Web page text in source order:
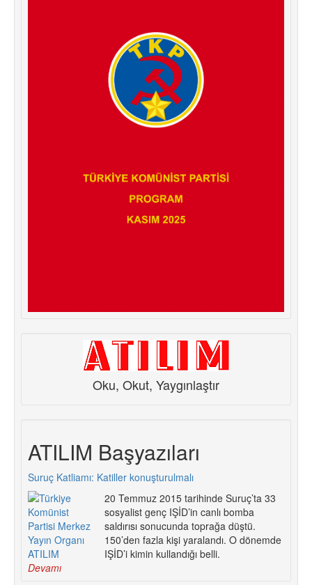
Oku, Okut, Yaygınlaştır
ATILIM Başyazıları
Suruç Katliamı: Katiller konuşturulmalı
20 Temmuz 2015 tarihinde Suruç’ta 33
sosyalist genç IŞİD’in canlı bomba
saldırısı sonucunda toprağa düştü.
150’den fazla kişi yaralandı. O dönemde
IŞİD’i kimin kullandığı belli.
Devamı